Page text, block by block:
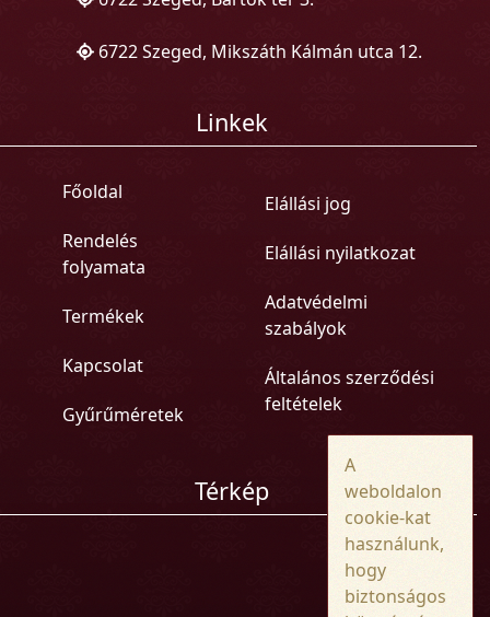
6722 Szeged, Mikszáth Kálmán utca 12.
Linkek
Főoldal
Rendelés
folyamata
Termékek
Kapcsolat
Gyűrűméretek
Elállási jog
Elállási nyilatkozat
Adatvédelmi
szabályok
Általános szerződési
feltételek
Térkép
A
weboldalon
cookie-kat
használunk,
hogy
biztonságos